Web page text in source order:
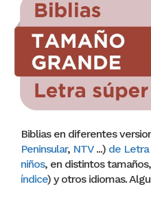
Biblias en diferentes
Peninsular, NTV...) de Letra
niños, en distintos
índice) y otros idiomas.